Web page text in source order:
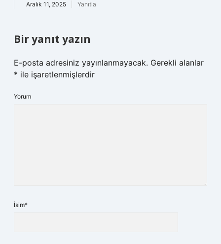
Aralık 11, 2025 Yanıtla
Bir yanıt yazın
E-posta adresiniz yayınlanmayacak. Gerekli alanlar
* ile işaretlenmişlerdir
Yorum
İsim*